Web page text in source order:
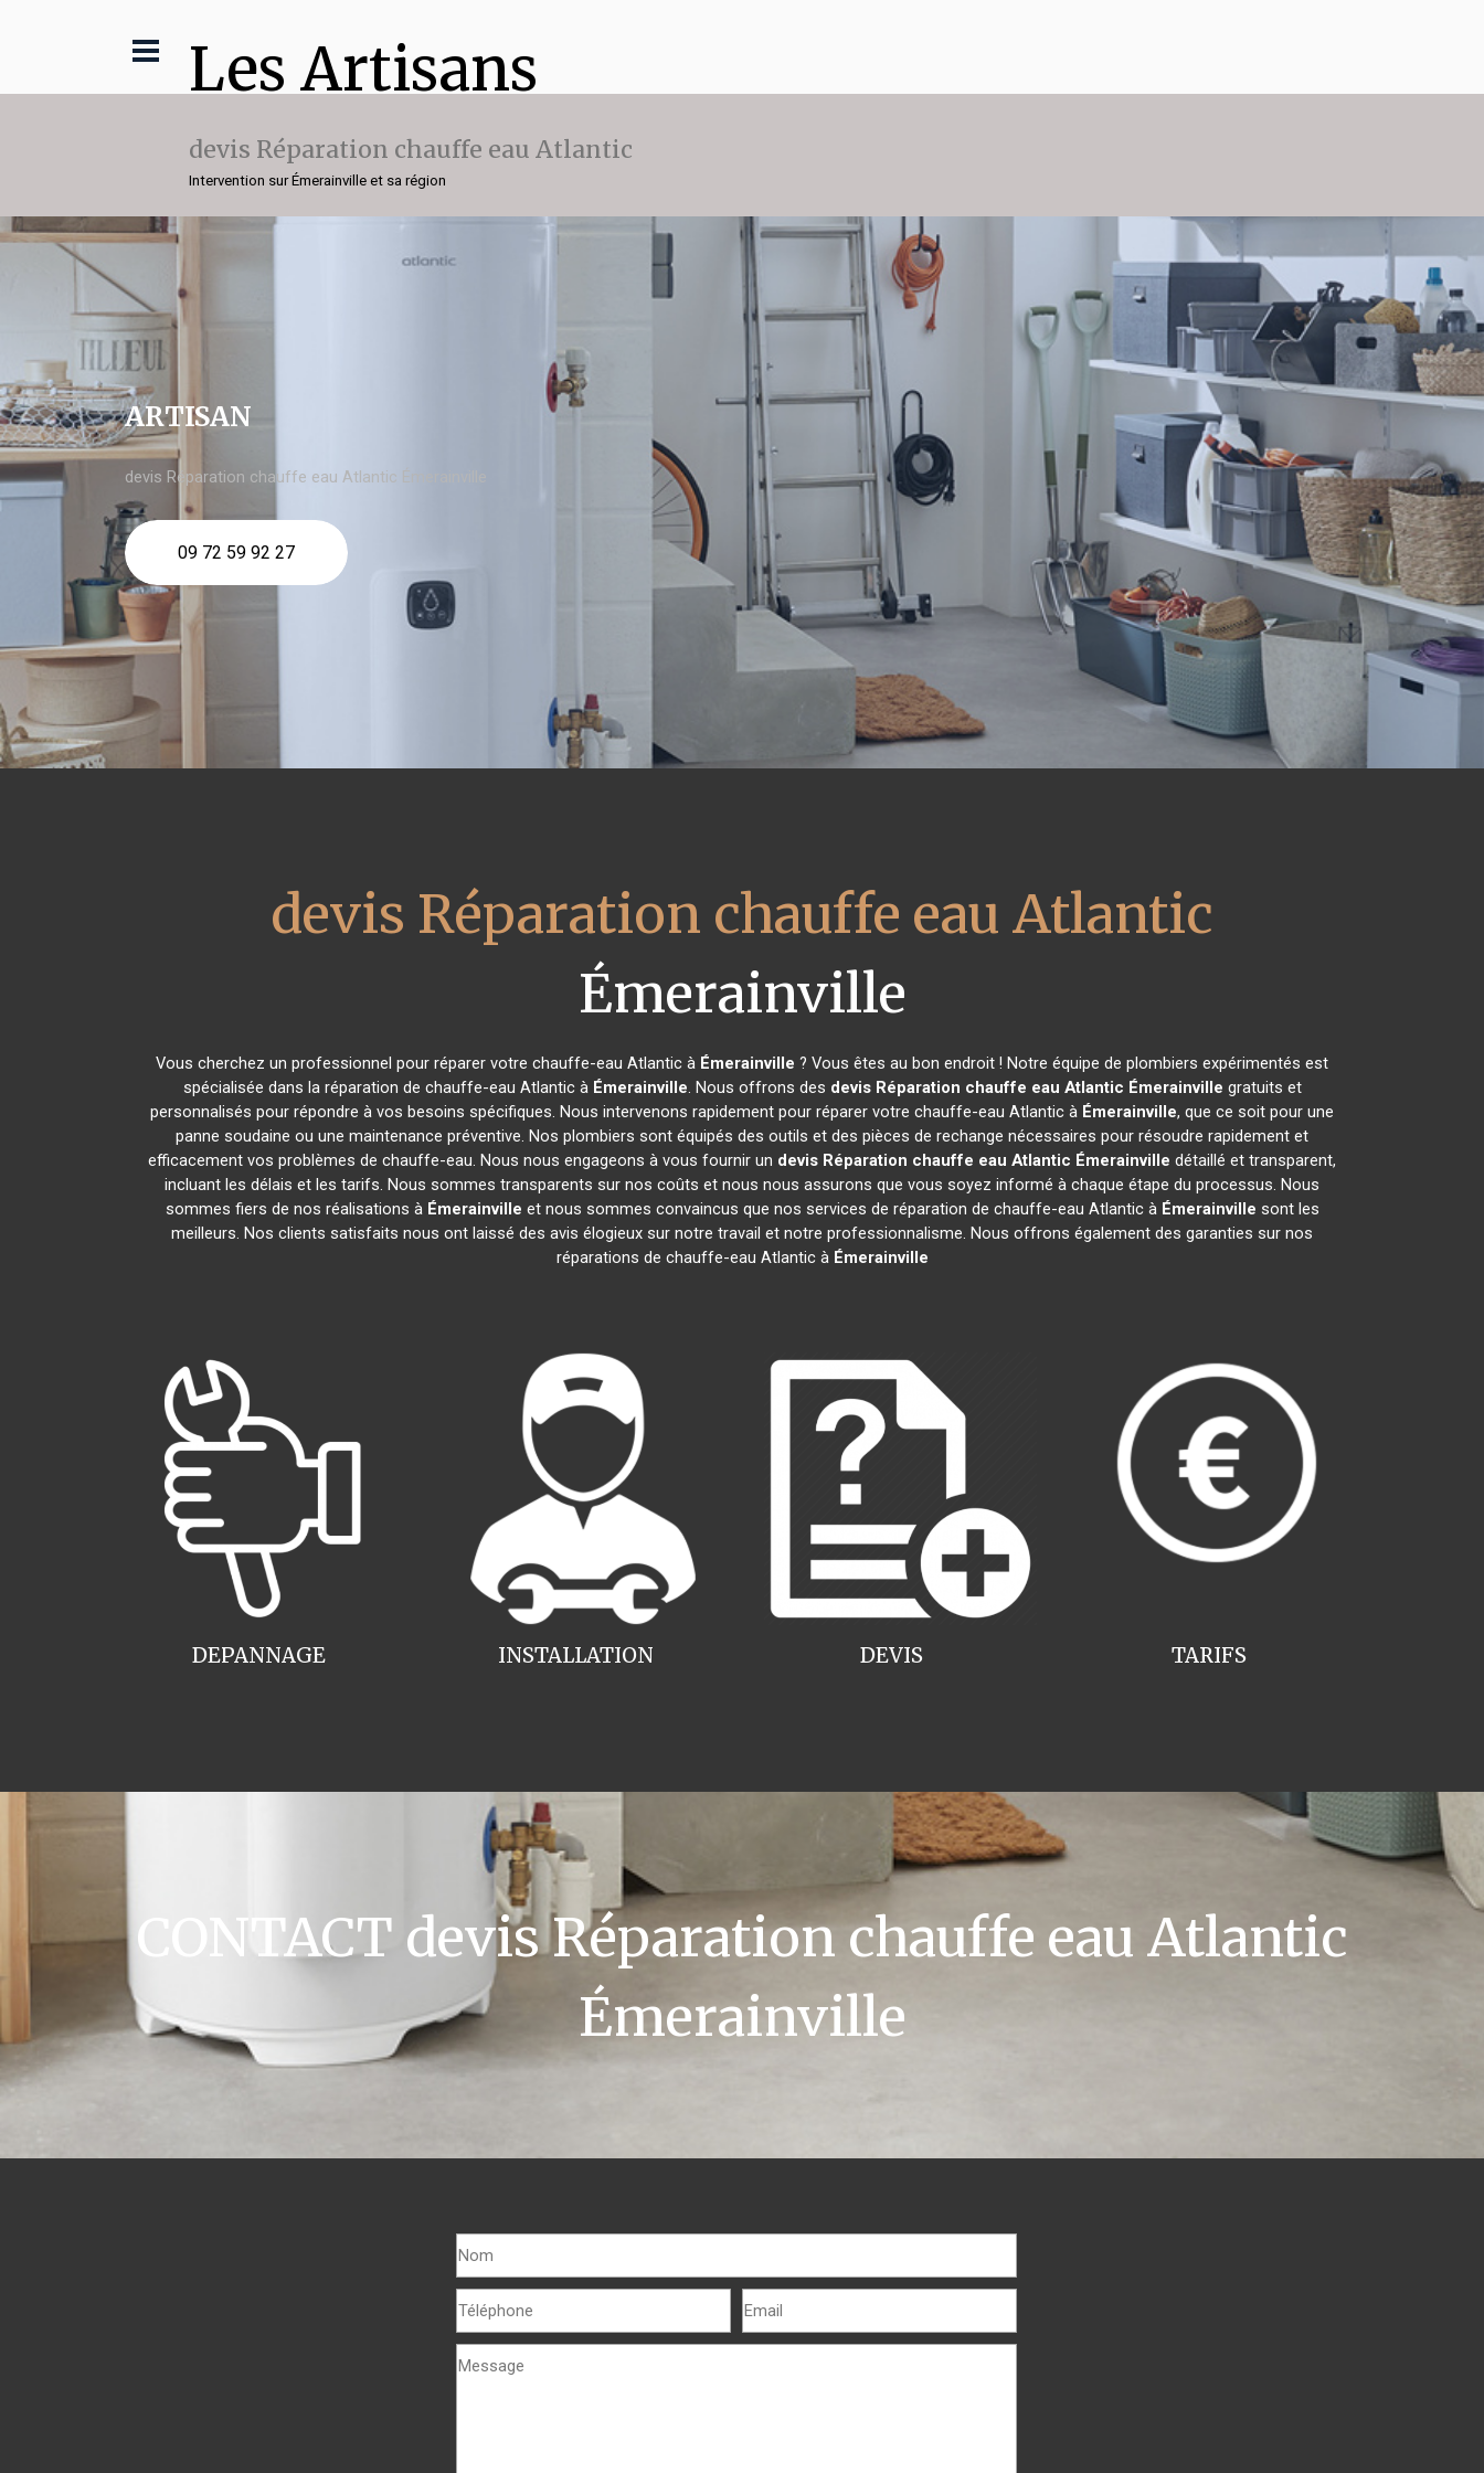
Les Artisans
devis Réparation chauffe eau Atlantic
Intervention sur Émerainville et sa région
ARTISAN
devis Réparation chauffe eau Atlantic Émerainville
09 72 59 92 27
devis Réparation chauffe eau Atlantic
Émerainville
Vous cherchez un professionnel pour réparer votre chauffe-eau Atlantic à Émerainville ? Vous êtes au bon endroit ! Notre équipe de plombiers expérimentés est
spécialisée dans la réparation de chauffe-eau Atlantic à Émerainville. Nous offrons des devis Réparation chauffe eau Atlantic Émerainville gratuits et
personnalisés pour répondre à vos besoins spécifiques. Nous intervenons rapidement pour réparer votre chauffe-eau Atlantic à Émerainville, que ce soit pour une
panne soudaine ou une maintenance préventive. Nos plombiers sont équipés des outils et des pièces de rechange nécessaires pour résoudre rapidement et
efficacement vos problèmes de chauffe-eau. Nous nous engageons à vous fournir un devis Réparation chauffe eau Atlantic Émerainville détaillé et transparent,
incluant les délais et les tarifs. Nous sommes transparents sur nos coûts et nous nous assurons que vous soyez informé à chaque étape du processus. Nous
sommes fiers de nos réalisations à Émerainville et nous sommes convaincus que nos services de réparation de chauffe-eau Atlantic à Émerainville sont les
meilleurs. Nos clients satisfaits nous ont laissé des avis élogieux sur notre travail et notre professionnalisme. Nous offrons également des garanties sur nos
réparations de chauffe-eau Atlantic à Émerainville
INSTALLATION
DEPANNAGE TARIFS
DEVIS
CONTACT devis Réparation chauffe eau Atlantic
Émerainville